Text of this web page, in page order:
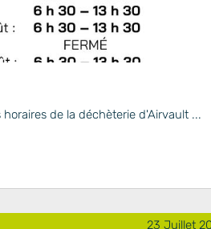
de la déchèterie d'Airvault ...
23 Juillet